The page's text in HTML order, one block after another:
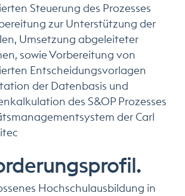
Steuerung des Prozesses
zur Unterstützung der
Umsetzung abgeleiteter
sowie Vorbereitung von
Entscheidungsvorlagen
der Datenbasis und
des S&OP Prozesses
der Carl
Hochschulausbildung in